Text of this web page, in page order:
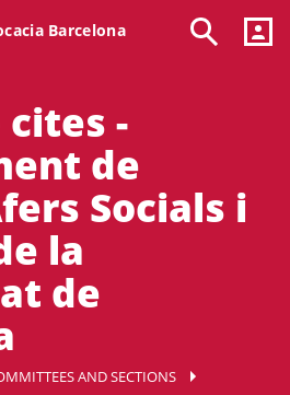
Barcelona
cites -
de
Socials i
la
de
AND SECTIONS